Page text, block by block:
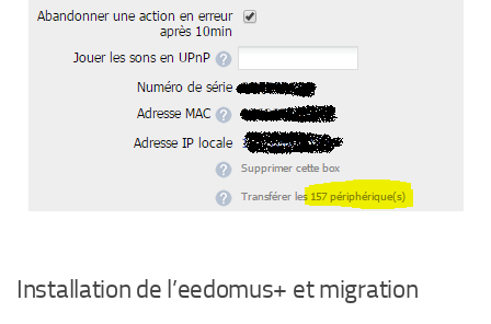
Installation de l’eedomus+ et migration